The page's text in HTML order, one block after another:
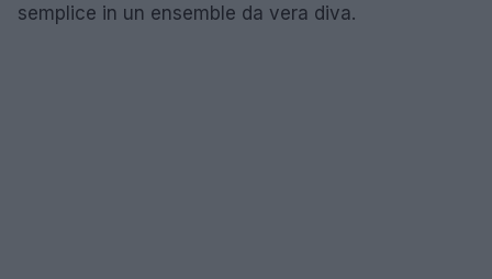
semplice in un ensemble da vera diva.